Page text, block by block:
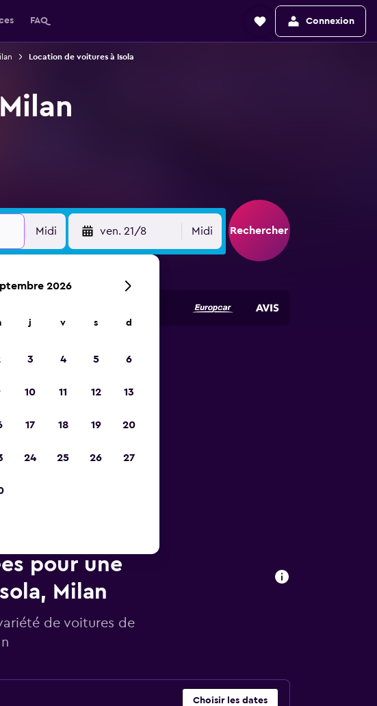
FAQ Connexion
Location de voitures à Isola
Midi ven. 21/8 Midi Rechercher
pour une
Milan
de voitures de
Choisir les dates
2026
j v s d
3 4 5 6
10 11 12 13
17 18 19 20
24 25 26 27